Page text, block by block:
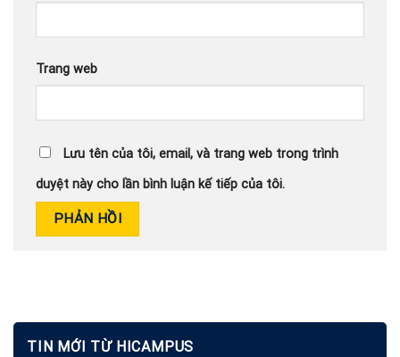
Trang web
Lưu tên của tôi, email, và trang web trong trình
duyệt này cho lần bình luận kế tiếp của tôi.
TIN MỚI TỪ HICAMPUS